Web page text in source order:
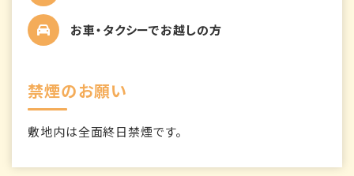
お車・タクシーでお越しの方
禁煙のお願い
敷地内は全面終日禁煙です。